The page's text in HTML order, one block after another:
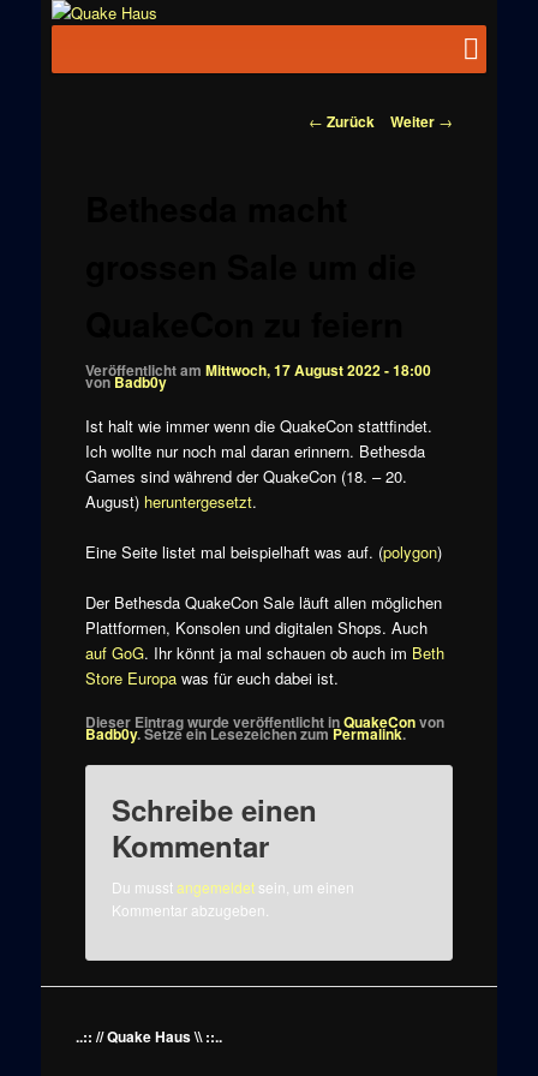
News zu
Beitragsnavigation
← Zurück Weiter →
Veröffentlicht am Mittwoch, 17 August 2022 - 18:00
vonBadb0y
Ist halt wie immer wenn die QuakeCon stattfindet.
Ich wollte nur noch mal daran erinnern. Bethesda
Games sind während der QuakeCon (18. – 20.
August) heruntergesetzt.
Eine Seite listet mal beispielhaft was auf. (polygon)
Der Bethesda QuakeCon Sale läuft allen möglichen
Plattformen, Konsolen und digitalen Shops. Auch
auf GoG. Ihr könnt ja mal schauen ob auch im Beth
Store Europawas für euch dabei ist.
Dieser Eintrag wurde veröffentlicht inQuakeConvon
Badb0y. Setze ein Lesezeichen zumPermalink.
Schreibe einen
Kommentar
Du musstangemeldetsein, um einen
Kommentar abzugeben.
..:: // Quake Haus \\ ::..